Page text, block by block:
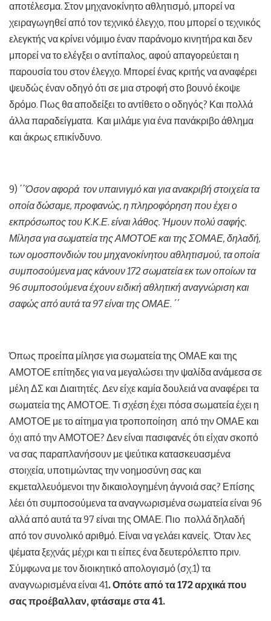
αποτέλεσμα. Στον μηχανοκίνητο αθλητισμό, μπορεί να
χειραγωγηθεί από τον τεχνικό έλεγχο, που μπορεί ο τεχνικός
ελεγκτής να κρίνει νόμιμο έναν παράνομο κινητήρα και δεν
μπορεί να το ελέγξει ο αντίπαλος, αφού απαγορεύεται η
παρουσία του στον έλεγχο. Μπορεί ένας κριτής να αναφέρει
ψευδώς έναν οδηγό ότι σε μια στροφή στο βουνό έκοψε
δρόμο. Πως θα αποδείξει το αντίθετο ο οδηγός? Και πολλά
άλλα παραδείγματα. Και μιλάμε για ένα πανάκριβο άθλημα
και άκρως επικίνδυνο.
9) ΄΄Όσον αφορά τον υπαινιγμό και για ανακριβή στοιχεία τα
οποία δώσαμε, προφανώς, η πληροφόρηση που έχει ο
εκπρόσωπος του Κ.Κ.Ε. είναι λάθος. Ήμουν πολύ σαφής.
Μίλησα για σωματεία της ΑΜΟΤΟΕ και της ΣΟΜΑΕ, δηλαδή,
των ομοσπονδιών του μηχανοκίνητου αθλητισμού, τα οποία
συμποσούμενα μας κάνουν 172 σωματεία εκ των οποίων τα
96 συμποσούμενα έχουν ειδική αθλητική αναγνώριση και
σαφώς από αυτά τα 97 είναι της ΟΜΑΕ. ΄΄
Όπως προείπα μίλησε για σωματεία της ΟΜΑΕ και της
ΑΜΟΤΟΕ επίτηδες για να μεγαλώσει την ψαλίδα ανάμεσα σε
μέλη ΔΣ και Διαιτητές. Δεν είχε καμία δουλειά να αναφέρει τα
σωματεία της ΑΜΟΤΟΕ. Τι σχέση έχει πόσα σωματεία έχει η
ΑΜΟΤΟΕ με το αίτημα για τροποποίηση από την ΟΜΑΕ και
όχι από την ΑΜΟΤΟΕ? Δεν είναι πασιφανές ότι είχαν σκοπό
να σας παραπλανήσουν με ψεύτικα κατασκευασμένα
στοιχεία, υποτιμώντας την νοημοσύνη σας και
εκμεταλλευόμενοι την δικαιολογημένη άγνοιά σας? Επίσης
λέει ότι συμποσούμενα τα αναγνωρισμένα σωματεία είναι 96
αλλά από αυτά τα 97 είναι της ΟΜΑΕ. Πιο πολλά δηλαδή
από τον συνολικό αριθμό. Είναι να γελάει κανείς. Όταν λες
ψέματα ξεχνάς μέχρι και τι είπες ένα δευτερόλεπτο πριν.
Σύμφωνα με τον διοικητικό απολογισμό (σχ.1) τα
αναγνωρισμένα είναι 41. Οπότε από τα 172 αρχικά που
σας προέβαλλαν, φτάσαμε στα 41.